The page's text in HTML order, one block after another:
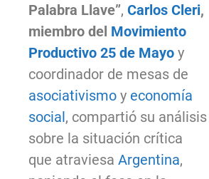
Palabra Llave”, Carlos Cleri,
miembro del Movimiento
Productivo 25 de Mayo y
coordinador de mesas de
asociativismo y economía
social, compartió su análisis
sobre la situación crítica
que atraviesa Argentina,